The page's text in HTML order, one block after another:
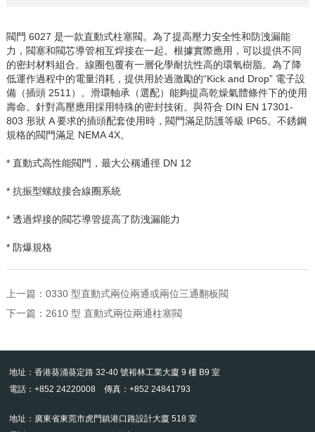
閥門 6027 是一款直動式柱塞閥。為了提高壓力安全性和防洩漏能
力，閥塞和閥芯導管相互焊接在一起。根據實際應用，可以提供不同
的密封材料組合。線圈包覆有一層化學耐抗性高的環氧樹脂。為了降
低運作過程中的電量消耗，提供用於過激勵的“Kick and Drop” 電子設
備（插頭2511 ）。滑環軸承（選配）能夠提高乾燥氣體條件下的使用
壽命。針對高壓應用採用特殊的密封技術。與符合 DIN EN 17301-
803 形狀A要求的插頭配套使用時，閥門滿足防護等級 IP65。不銹鋼
規格的閥門滿足 NEMA 4X。
* 直動式高性能閥門，最大公稱通徑 DN 12
* 抗振型螺紋接合線圈系統
* 透過焊接的閥芯導管提高了防洩漏能力
* 防爆規格
上一篇： 0330 型直動式兩位兩通或兩位三通翻板閥
下一篇： 2610 型 直動式兩位兩通柱塞閥
地址：香港葵涌葵定路 32-40 號裕林工業大廈 9 樓 B9 室
電話：+852 24220008 傳真：+852 24841793
地址：廣東省東莞市虎門鎮港口路設計大廈 518 室